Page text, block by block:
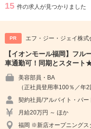
15 件の求人が見つかりました
PR エフ・ジー・ジェイ株式
【イオンモール福岡】フル
車通勤可！同期とスタート
美容部員・BA
（正社員登用率100％／年
契約社員/アルバイト・パー
月給20万円 ～ ほか
福岡 ※新店オープニングス